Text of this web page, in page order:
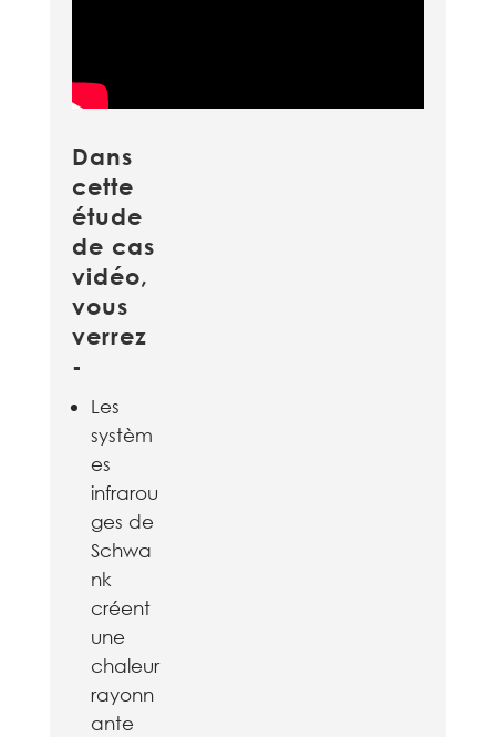
Dans
cette
étude
de cas
vidéo,
vous
verrez
-
Les
systèm
es
infrarou
ges de
Schwa
nk
créent
une
chaleur
rayonn
ante